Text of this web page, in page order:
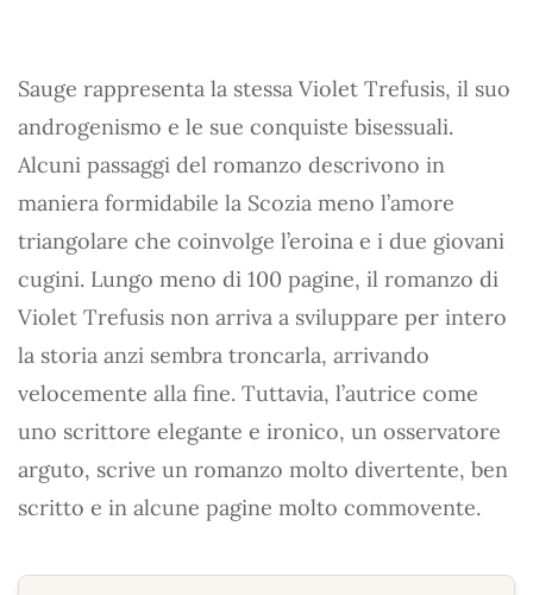
Sauge rappresenta la stessa Violet Trefusis, il suo
androgenismo e le sue conquiste bisessuali.
Alcuni passaggi del romanzo descrivono in
maniera formidabile la Scozia meno l’amore
triangolare che coinvolge l’eroina e i due giovani
cugini. Lungo meno di 100 pagine, il romanzo di
Violet Trefusis non arriva a sviluppare per intero
la storia anzi sembra troncarla, arrivando
velocemente alla fine. Tuttavia, l’autrice come
uno scrittore elegante e ironico, un osservatore
arguto, scrive un romanzo molto divertente, ben
scritto e in alcune pagine molto commovente.